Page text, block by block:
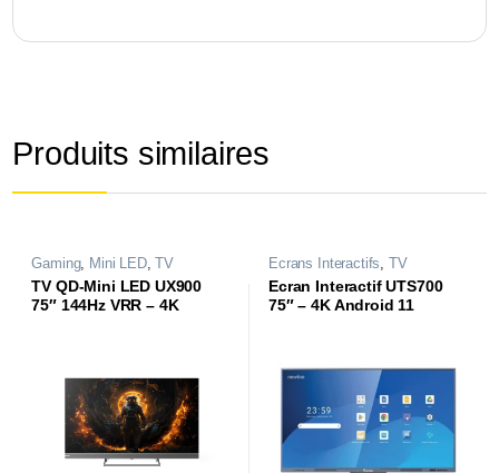
Produits similaires
Gaming, Mini LED,TV
TV QD-Mini LED UX900
75″ 144Hz VRR – 4K
Ecrans Interactifs TV
Ecran Interactif UTS700
75″ – 4K Android 11